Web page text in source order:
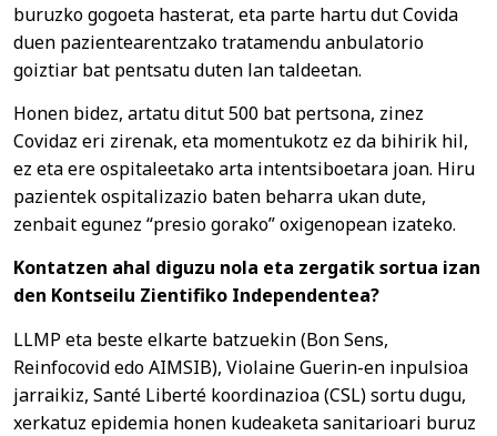
buruzko gogoeta hasterat, eta parte hartu dut Covida
duen pazientearentzako tratamendu anbulatorio
goiztiar bat pentsatu duten lan taldeetan.
Honen bidez, artatu ditut 500 bat pertsona, zinez
Covidaz eri zirenak, eta momentukotz ez da bihirik hil,
ez eta ere ospitaleetako arta intentsiboetara joan. Hiru
pazientek ospitalizazio baten beharra ukan dute,
zenbait egunez “presio gorako” oxigenopean izateko.
Kontatzen ahal diguzu nola eta zergatik sortua izan
den Kontseilu Zientifiko Independentea?
LLMP eta beste elkarte batzuekin (Bon Sens,
Reinfocovid edo AIMSIB), Violaine Guerin-en inpulsioa
jarraikiz, Santé Liberté koordinazioa (CSL) sortu dugu,
xerkatuz epidemia honen kudeaketa sanitarioari buruz